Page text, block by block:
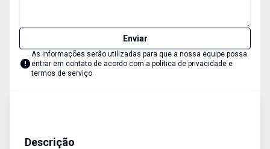
Enviar
As informações serão utilizadas para que a nossa equipe possa
entrar em contato de acordo com a política de privacidade e
termos de serviço
Descrição